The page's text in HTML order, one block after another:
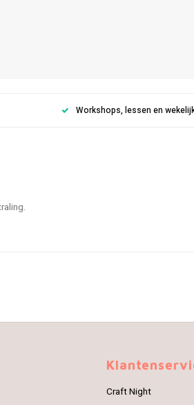
Workshops, lessen en
Craft Night